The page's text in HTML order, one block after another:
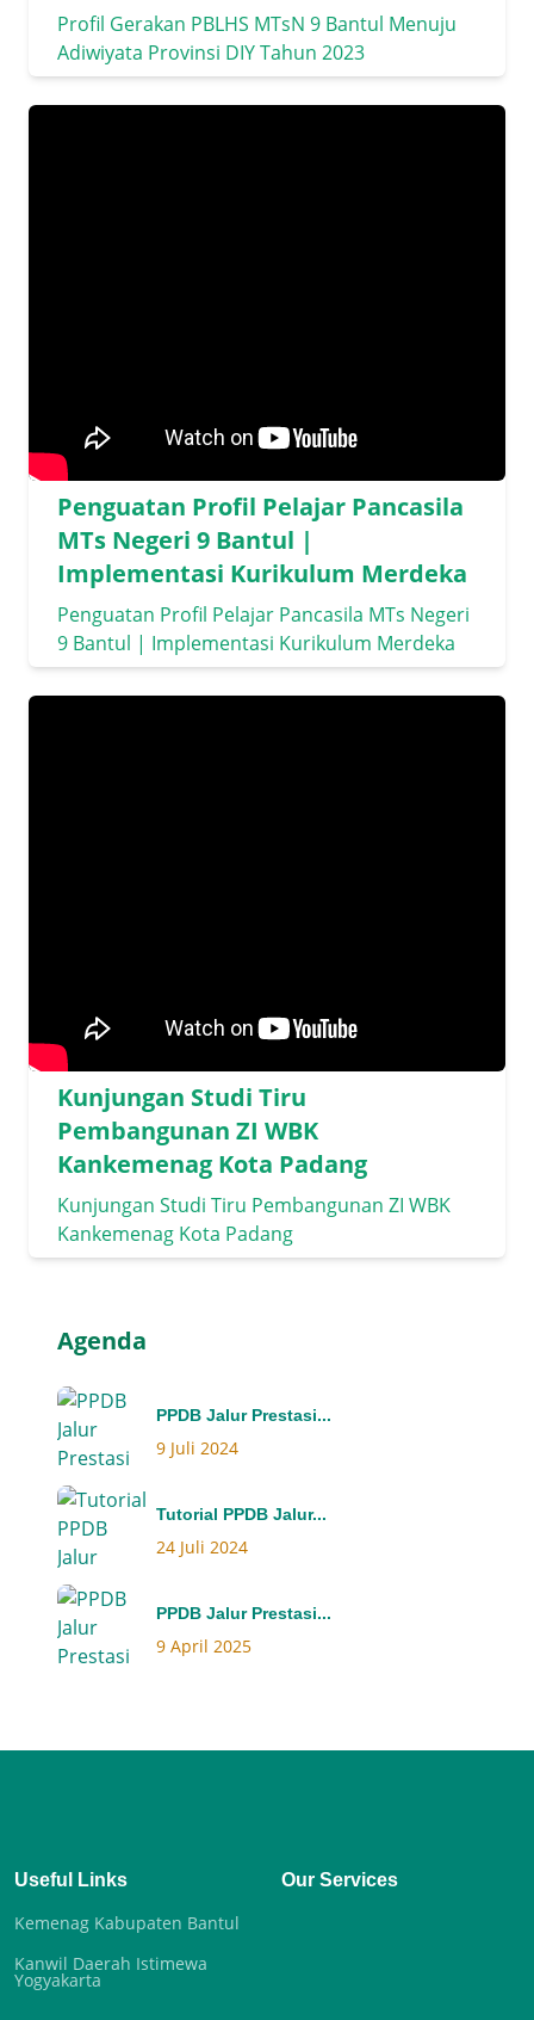
Profil Gerakan PBLHS MTsN 9 Bantul Menuju
Adiwiyata Provinsi DIY Tahun 2023
Penguatan Profil Pelajar Pancasila
MTs Negeri 9 Bantul |
Implementasi Kurikulum Merdeka
Penguatan Profil Pelajar Pancasila MTs Negeri
9 Bantul | Implementasi Kurikulum Merdeka
Kunjungan Studi Tiru
Pembangunan ZI WBK
Kankemenag Kota Padang
Kunjungan Studi Tiru Pembangunan ZI WBK
Kankemenag Kota Padang
Agenda
PPDB Jalur Prestasi...
9 Juli 2024
Tutorial PPDB Jalur...
24 Juli 2024
PPDB Jalur Prestasi...
9 April 2025
Useful Links
Kemenag Kabupaten Bantul
Kanwil Daerah Istimewa
Yogyakarta
Our Services